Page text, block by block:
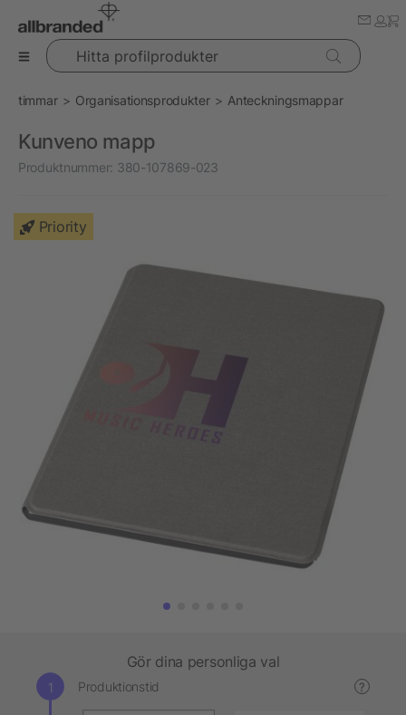
Hitta profilprodukter
timmar Organisationsprodukter Anteckningsmappar
Kunveno mapp
Produktnummer: 380-107869-023
Priority
Gör dina personliga val
Produktionstid ?